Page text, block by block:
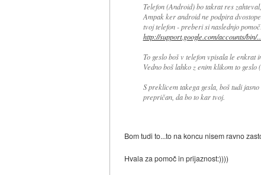
Telefon (Android) bo takrat res
Ampak ker android ne podpira
tvoj telefon - preberi si naslednjo
http://support.google.com/accounts/bin/...
To geslo boš v telefon vpisala le enkrat
Vedno boš lahko z enim klikom to
S preklicem takega gesla, boš tudi
prepričan, da bo to kar tvoj.
Bom tudi to...to na koncu nisem ravno
Hvala za pomoč in prijaznost:))))